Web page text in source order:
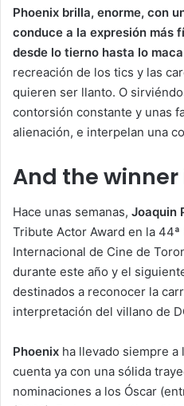
Phoenix brilla, enorme, con
conduce a la expresión más
desde lo tierno hasta lo
recreación de los tics y las
quieren ser llanto. O
contorsión constante y unas
alienación, e interpelan una
And the winner
Hace unas semanas, Joaquin
Tribute Actor Award en la
Internacional de Cine de
durante este año y el
destinados a reconocer la
interpretación del villano de
Phoenix ha llevado siempre
cuenta ya con una sólida
nominaciones a los Óscar